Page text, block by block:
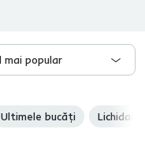
în diferite dimensiuni.
mai popular
Ultimele bucăți
Lichidare